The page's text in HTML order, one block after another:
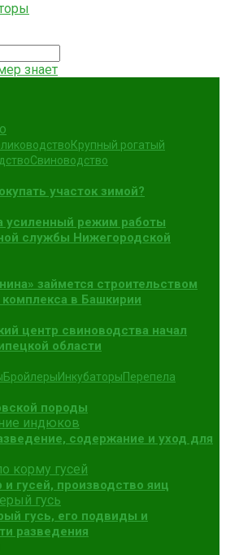
знает
Крупный рогатый
Свиноводство
участок зимой?
усиленный режим работы
службы Нижегородской
займется строительством
в Башкирии
центр свиноводства начал
области
БройлерыИнкубаторыПерепела
породы
содержание и уход для
и гусей, производство яиц
гусь, его подвиды и
разведения